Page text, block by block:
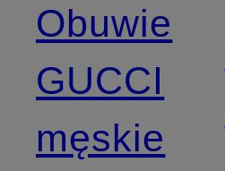
Obuwie
GUCCI
męskie